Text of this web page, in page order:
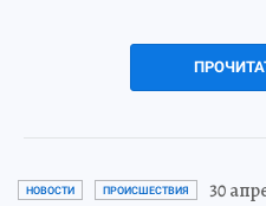
НОВОСТИ ПРОИСШЕСТВИЯ 30